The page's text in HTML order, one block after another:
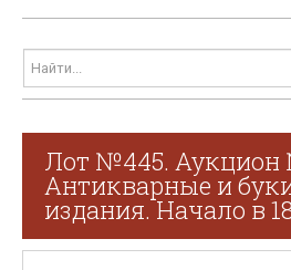
Лот №445. Аукцион
Антикварные и
издания. Начало в